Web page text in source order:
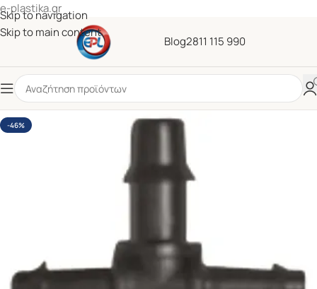
e-plastika.gr
Skip to navigation
Skip to main content
Blog2811 115 990
-46%